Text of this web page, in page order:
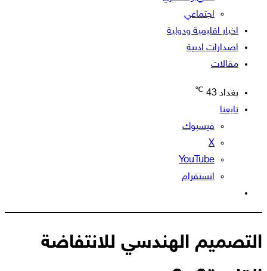
اجتماعي
اخبار اقليمية ودولية
اصدارات ادبية
مقالات
بغداد 43
℃
تابعنا
فيسبوك
‫X
‫YouTube
انستقرام
المظلم
التصميم الهندسي للانتفاضة